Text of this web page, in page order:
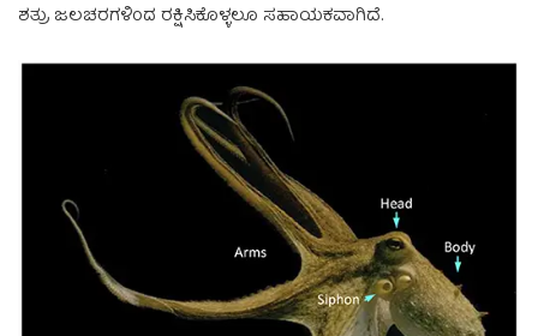
ಶತ್ರು ಜಲಚರಗಳಿಂದ ರಕ್ಷಿಸಿಕೊಳ್ಳಲೂ ಸಹಾಯಕವಾಗಿದೆ.